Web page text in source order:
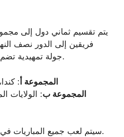
يتم تقسيم ثماني دول إلى
فريقين إلى الدور نصف
جولة تمهيدية تضم ثلاث مباريات لكل فريق.
المجموعة أ:
المجموعة ب: الولايات
سيتم لعب جميع المباريات في مركز جانجنيونج للهوكي.